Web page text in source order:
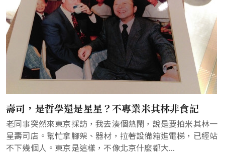
壽司，是哲學還是星星？不專業米其林非食記
老同事突然來東京採訪，我去湊個熱鬧，說是要拍米其林一
星壽司店。幫忙拿腳架、器材，拉著設備箱進電梯，已經站
不下幾個人。東京是這樣，不像北京什麼都大...